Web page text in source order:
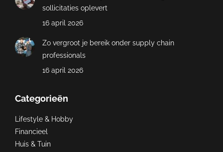
sollicitaties oplevert
16 april 2026
Zo vergroot je bereik onder supply chain
professionals
16 april 2026
Categorieën
Lifestyle & Hobby
Financieel
Huis & Tuin